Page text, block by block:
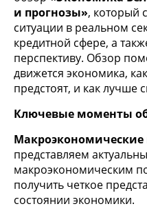
и прогнозы», который
ситуации в реальном
кредитной сфере, а
перспективу. Обзор
движется экономика,
предстоят, и как лучше
Ключевые моменты о
представляем
макроэкономическим
получить четкое
состоянии экономики.